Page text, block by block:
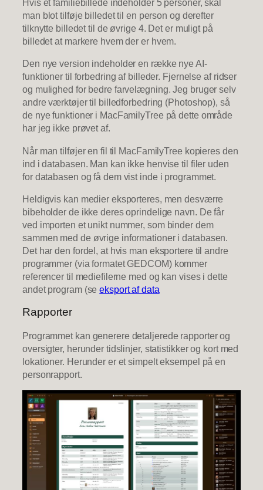
Hvis et familiebillede indeholder 5 personer, skal
man blot tilføje billedet til en person og derefter
tilknytte billedet til de øvrige 4. Det er muligt på
billedet at markere hvem der er hvem.
Den nye version indeholder en række nye AI-
funktioner til forbedring af billeder. Fjernelse af ridser
og mulighed for bedre farvelægning. Jeg bruger selv
andre værktøjer til billedforbedring (Photoshop), så
de nye funktioner i MacFamilyTree på dette område
har jeg ikke prøvet af.
Når man tilføjer en fil til MacFamilyTree kopieres den
ind i databasen. Man kan ikke henvise til filer uden
for databasen og få dem vist inde i programmet.
Heldigvis kan medier eksporteres, men desværre
bibeholder de ikke deres oprindelige navn. De får
ved importen et unikt nummer, som binder dem
sammen med de øvrige informationer i databasen.
Det har den fordel, at hvis man eksportere til andre
programmer (via formatet GEDCOM) kommer
referencer til mediefilerne med og kan vises i dette
andet program (seeksport af data
Rapporter
Programmet kan generere detaljerede rapporter og
oversigter, herunder tidslinjer, statistikker og kort med
lokationer. Herunder er et simpelt eksempel på en
personrapport.